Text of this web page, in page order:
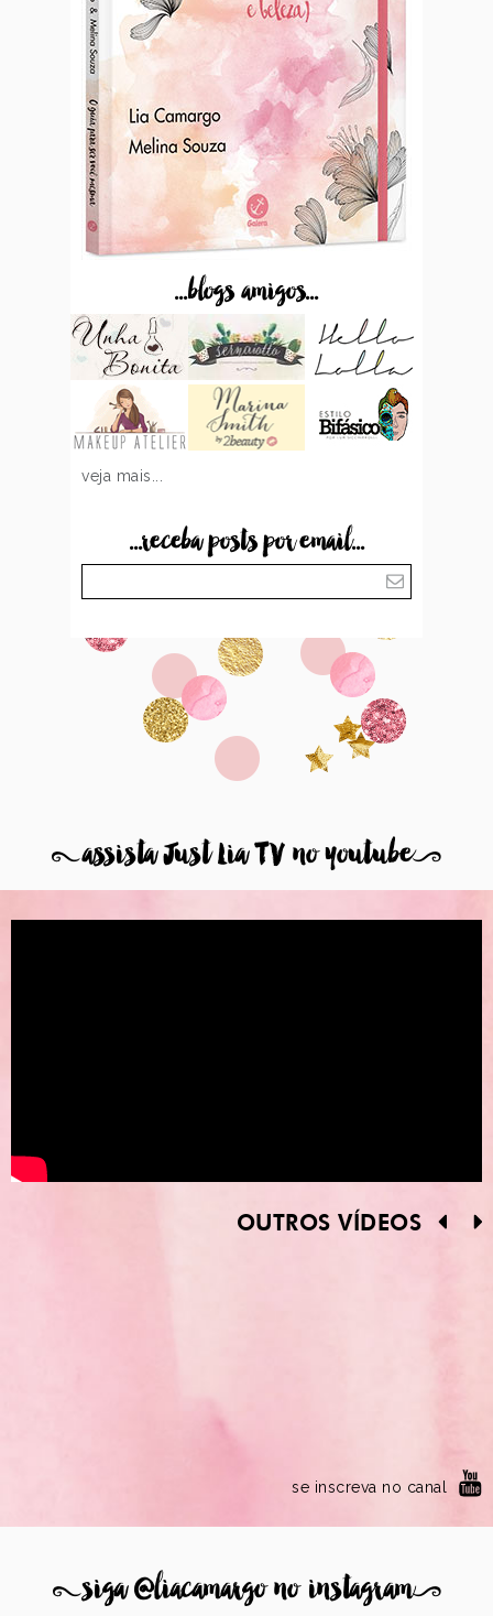
...blogs amigos...
veja mais...
...receba posts por email...
8assista Just Lia TV no youtube9
OUTROS VÍDEOS
se inscreva no canal
8siga @liacamargo no instagram9